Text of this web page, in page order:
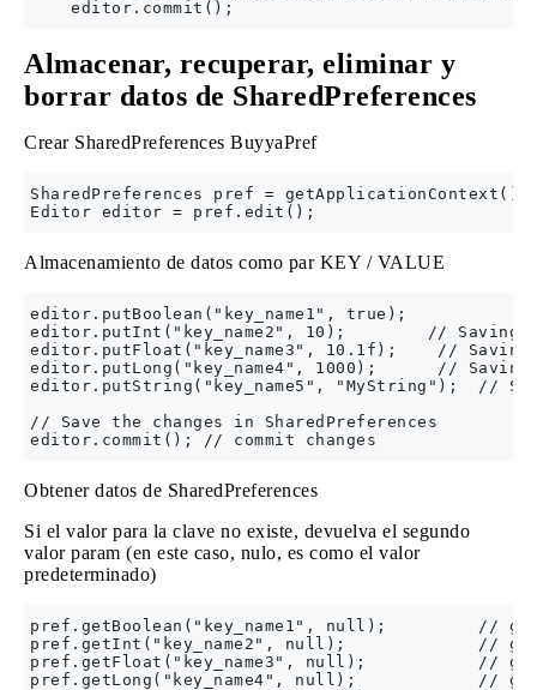
Almacenar, recuperar, eliminar y
borrar datos de SharedPreferences
Crear SharedPreferences BuyyaPref
SharedPreferences pref =
Almacenamiento de datos como par KEY / VALUE
editor.putBoolean("key_name1", true);
editor.putInt("key_name2", 10);        // Saving
editor.putFloat("key_name3", 10.1f);    //
editor.putLong("key_name4", 1000);      // Saving
editor.putString("key_name5", "MyString");  //
// Save the changes in SharedPreferences
Obtener datos de SharedPreferences
Si el valor para la clave no existe, devuelva el segundo
valor param (en este caso, nulo, es como el valor
predeterminado)
pref.getBoolean("key_name1", null);         //
pref.getInt("key_name2", null);             //
pref.getFloat("key_name3", null);           //
pref.getLong("key_name4", null);            //